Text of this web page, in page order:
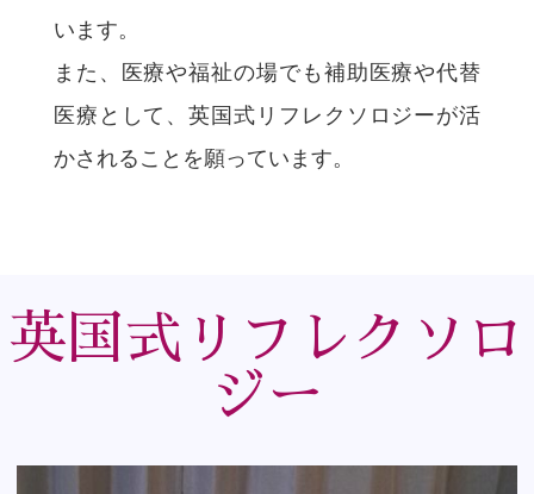
います。
また、医療や福祉の場でも補助医療や代替
医療として、英国式リフレクソロジーが活
かされることを願っています。
英国式リフレクソロ
ジー